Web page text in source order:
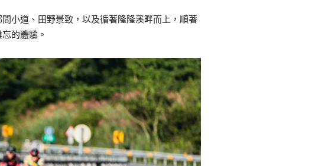
小道、田野景致，以及循著隆隆溪畔而上，順著
的體驗。